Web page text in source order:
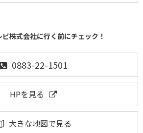
株式会社に行く前にチェック！
0883-22-1501
HPを見る
大きな地図で見る